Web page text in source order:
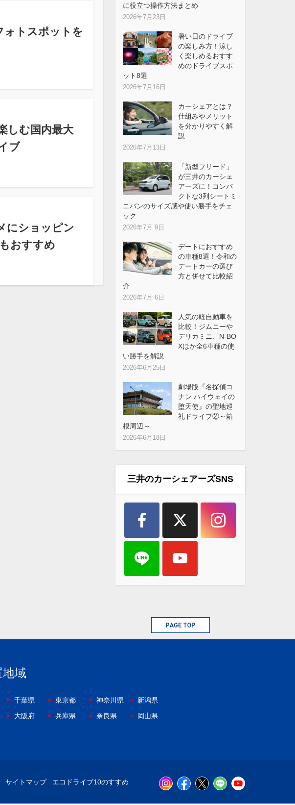
ォトスポットを
しむ国内最大
ブ
にショッピン
おすすめ
に役立つ操作方法まとめ
2026年7月23日
暑い日のドライブ
の楽しみ方！涼し
く楽しめるおすす
めのドライブスポ
ット8選
2026年7月16日
カーシェアとは？
仕組みやメリット
を分かりやすく解
説
2026年7月13日
「新型フリード」
が三井のカーシェ
アーズに！コンパ
クトな3列シートミ
ニバンのサイズ感や使い勝手をチェ
ック
2026年7月 9日
デートにおすすめ
の車種8選！令和の
デートカーの選び
方と併せて比較紹
介
2026年7月 6日
人気の軽自動車を
比較！ジムニーや
デリカミニ、N-BO
Xほか全6車種の使
い勝手を解説
2026年6月25日
劇場版『名探偵コ
ナン ハイウェイの
堕天使』の聖地巡
礼ドライブ②～箱
根周辺～
2026年6月18日
三井のカーシェアーズSNS
域
千葉県 東京都 神奈川県
新潟県
大阪府 兵庫県 奈良県
岡山県
サイトマップ エコドライブ10のすすめ